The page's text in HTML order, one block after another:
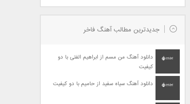
جدیدترین مطالب آهنگ فاخر
دانلود آهنگ من مسم از ابراهیم الفتی با دو
کیفیت
دانلود آهنگ سیاه سفید از حامیم با دو کیفیت